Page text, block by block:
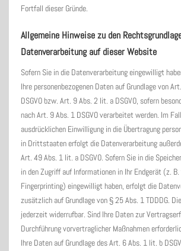
Fortfall dieser Gründe.
Allgemeine Hinweise zu den
Datenverarbeitung auf dieser Website
Sofern Sie in die Datenverarbeitung eingewilligt
Ihre personenbezogenen Daten auf Grundlage von
DSGVO bzw. Art. 9 Abs. 2 lit. a DSGVO, sofern
nach Art. 9 Abs. 1 DSGVO verarbeitet werden. Im
ausdrücklichen Einwilligung in die Übertragung
in Drittstaaten erfolgt die Datenverarbeitung
Art. 49 Abs. 1 lit. a DSGVO. Sofern Sie in die
in den Zugriff auf Informationen in Ihr Endgerät (z.
Fingerprinting) eingewilligt haben, erfolgt die
zusätzlich auf Grundlage von § 25 Abs. 1 TDDDG.
jederzeit widerrufbar. Sind Ihre Daten zur
Durchführung vorvertraglicher Maßnahmen
Ihre Daten auf Grundlage des Art. 6 Abs. 1 lit. b